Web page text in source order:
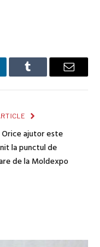
Tumblr Email
Orice ajutor este
la punctul de
de la Moldexpo